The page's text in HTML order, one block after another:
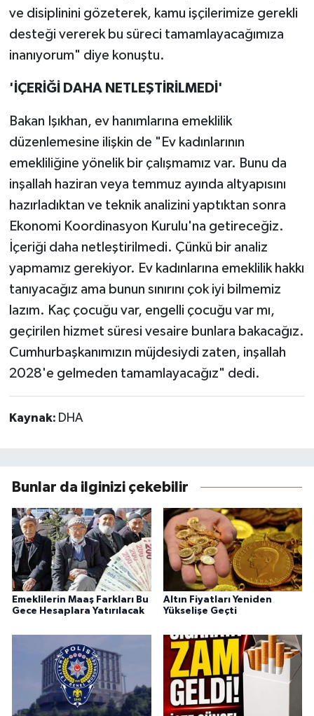
ve disiplinini gözeterek, kamu işçilerimize gerekli
desteği vererek bu süreci tamamlayacağımıza
inanıyorum" diye konuştu.
'İÇERİĞİ DAHA NETLEŞTİRİLMEDİ'
Bakan Işıkhan, ev hanımlarına emeklilik
düzenlemesine ilişkin de "Ev kadınlarının
emekliliğine yönelik bir çalışmamız var. Bunu da
inşallah haziran veya temmuz ayında altyapısını
hazırladıktan ve teknik analizini yaptıktan sonra
Ekonomi Koordinasyon Kurulu'na getireceğiz.
İçeriği daha netleştirilmedi. Çünkü bir analiz
yapmamız gerekiyor. Ev kadınlarına emeklilik hakkı
tanıyacağız ama bunun sınırını çok iyi bilmemiz
lazım. Kaç çocuğu var, engelli çocuğu var mı,
geçirilen hizmet süresi vesaire bunlara bakacağız.
Cumhurbaşkanımızın müjdesiydi zaten, inşallah
2028'e gelmeden tamamlayacağız" dedi.
Kaynak: DHA
Bunlar da ilginizi çekebilir
Emeklilerin Maaş Farkları Bu
Gece Hesaplara Yatırılacak
Altın Fiyatları Yeniden
Yükselişe Geçti